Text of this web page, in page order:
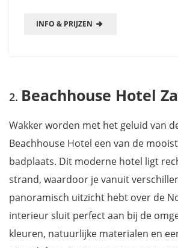
INFO & PRIJZEN
Beachhouse Hotel
Wakker worden met het geluid van
Beachhouse Hotel een van de
badplaats. Dit moderne hotel ligt
strand, waardoor je vanuit
panoramisch uitzicht hebt over de
interieur sluit perfect aan bij de
kleuren, natuurlijke materialen en